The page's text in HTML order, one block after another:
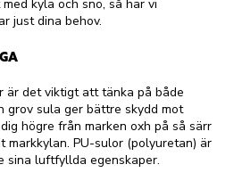
kyla och snö, så har vi
just dina behov.
är det viktigt att tänka på både
grov sula ger bättre skydd mot
högre från marken oxh på så särr
markkylan. PU-sulor (polyuretan) är
sina luftfyllda egenskaper.